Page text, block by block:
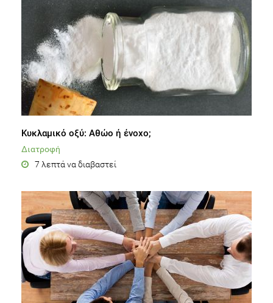
Κυκλαμικό οξύ: Αθώο ή ένοχο;
Διατροφή
7 λεπτά να διαβαστεί